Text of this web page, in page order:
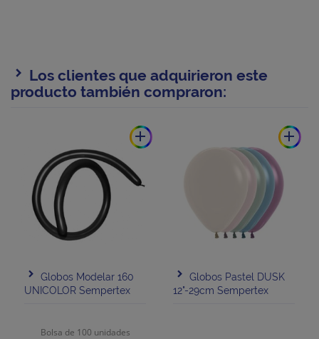
Los clientes que adquirieron este
producto también compraron:
add
Globos Modelar 160
UNICOLOR Sempertex
Bolsa de 100 unidades
add
Globos Pastel DUSK
12"-29cm Sempertex